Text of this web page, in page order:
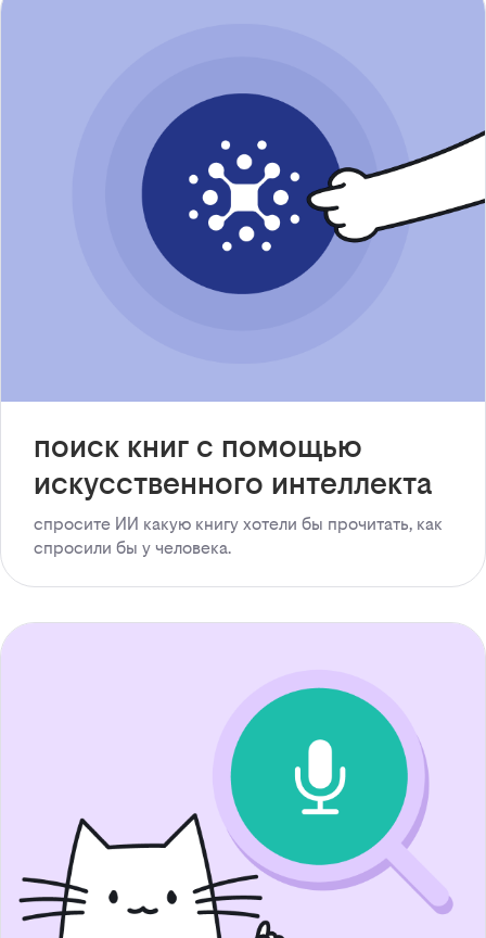
поиск книг с помощью
искусственного интеллекта
спросите ИИ какую книгу хотели бы прочитать, как
спросили бы у человека.